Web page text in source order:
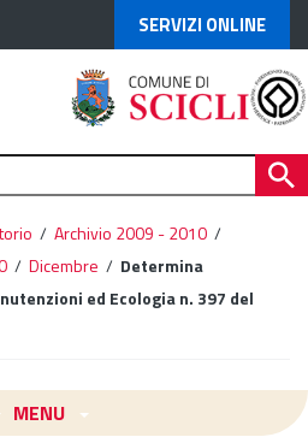
SERVIZI ONLINE
/ Archivio 2009 - 2010 /
/ Dicembre / Determina
ed Ecologia n. 397 del
MENU